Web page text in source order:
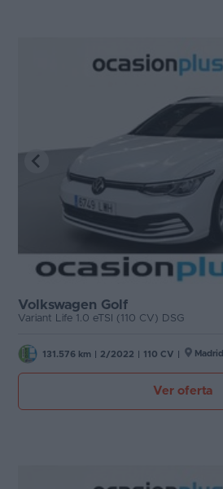
Volkswagen Golf
Variant Life 1.0 eTSI (110 CV) DSG
131.576 km 2/2022 110 CV Madrid
Ver oferta